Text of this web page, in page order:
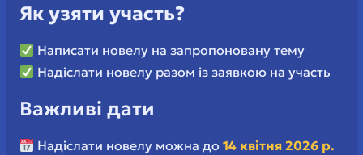
Як узяти участь?
Написати новелу на запропоновану тему
Надіслати новелу разом із заявкою на участь
Важливі дати
Надіслати новелу можна до14 квітня 2026 р.